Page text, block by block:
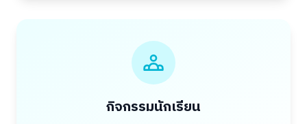
กิจกรรมนักเรียน